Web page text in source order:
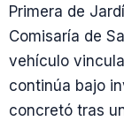
Primera de
Comisaría de
vehículo
continúa bajo
concretó tras